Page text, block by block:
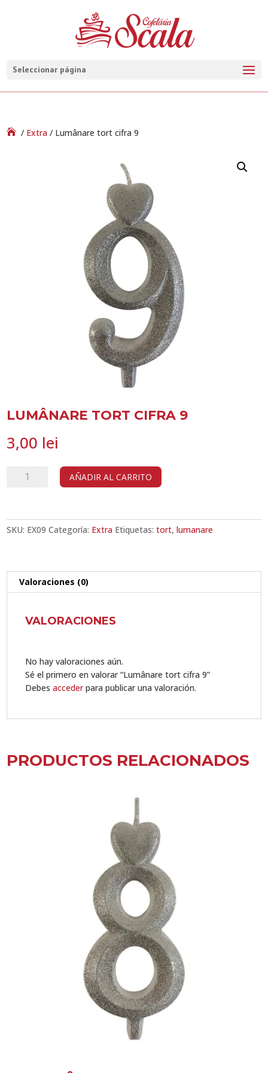
Seleccionar página
/ Extra / Lumânare tort cifra 9
LUMÂNARE TORT CIFRA 9
3,00 lei
Lumânare
cantidad
AÑADIR AL CARRITO
SKU: EX09 Categoría: Extra Etiquetas:tort,lumanare
Valoraciones (0)
VALORACIONES
No hay valoraciones aún.
Sé el primero en valorar “Lumânare tort cifra 9”
Debesaccederpara publicar una valoración.
PRODUCTOS RELACIONADOS